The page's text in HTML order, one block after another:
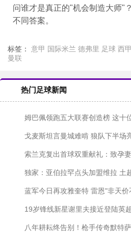
问谁才是真正的"机会制造大师"
不同答案。
标签： 意甲 国际米兰 德弗里 足球 西甲
曼联
热门足球新闻
姆巴佩领跑五大联赛创造榜 这十位中
戈麦斯坦言曼城难啃 狼队下半场
索兰克复出首球双重献礼：致孕妻与《海
独家：亚伯拉罕点头加盟维拉 土
蓝军今日再攻雅奎特 雷恩"非天
19岁锋线新星谢里夫接近登陆英超 水晶宫与
八年耕耘终告别！枪手传奇默特萨克确认